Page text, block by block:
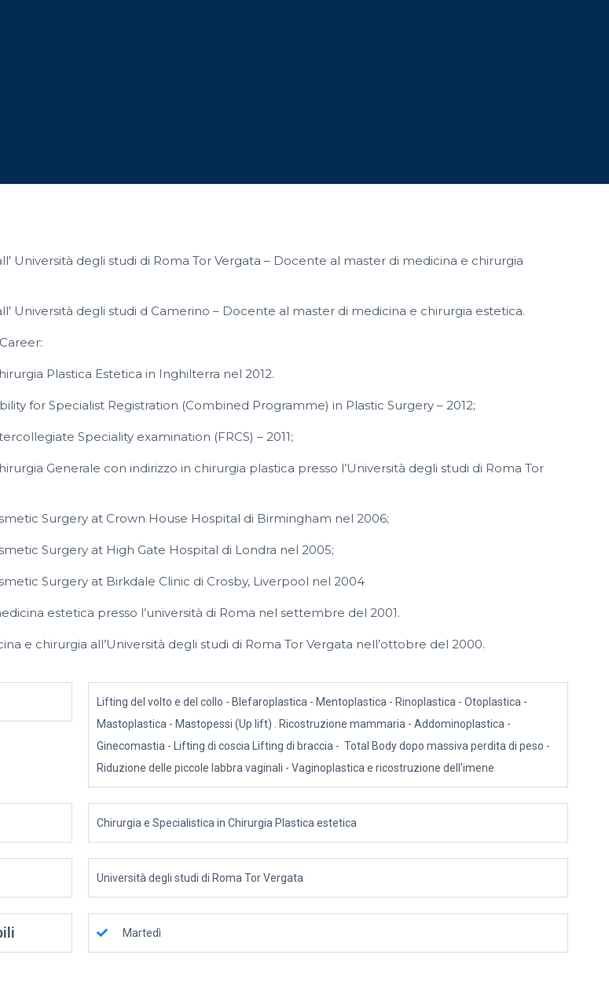
Università degli studi di Roma Tor Vergata – Docente al master di medicina e chirurgia
Università degli studi d Camerino – Docente al master di medicina e chirurgia estetica.
Plastica Estetica in Inghilterra nel 2012.
for Specialist Registration (Combined Programme) in Plastic Surgery – 2012;
Speciality examination (FRCS) – 2011;
Generale con indirizzo in chirurgia plastica presso l’Università degli studi di Roma Tor
Surgery at Crown House Hospital di Birmingham nel 2006;
Surgery at High Gate Hospital di Londra nel 2005;
Surgery at Birkdale Clinic di Crosby, Liverpool nel 2004
estetica presso l’università di Roma nel settembre del 2001.
e chirurgia all’Università degli studi di Roma Tor Vergata nell’ottobre del 2000.
Lifting del volto e del collo - Blefaroplastica - Mentoplastica - Rinoplastica - Otoplastica -
Mastoplastica - Mastopessi (Up lift) . Ricostruzione mammaria - Addominoplastica -
Ginecomastia - Lifting di coscia Lifting di braccia - Total Body dopo massiva perdita di peso -
Riduzione delle piccole labbra vaginali - Vaginoplastica e ricostruzione dell'imene
Chirurgia e Specialistica in Chirurgia Plastica estetica
Università degli studi di Roma Tor Vergata
Martedì